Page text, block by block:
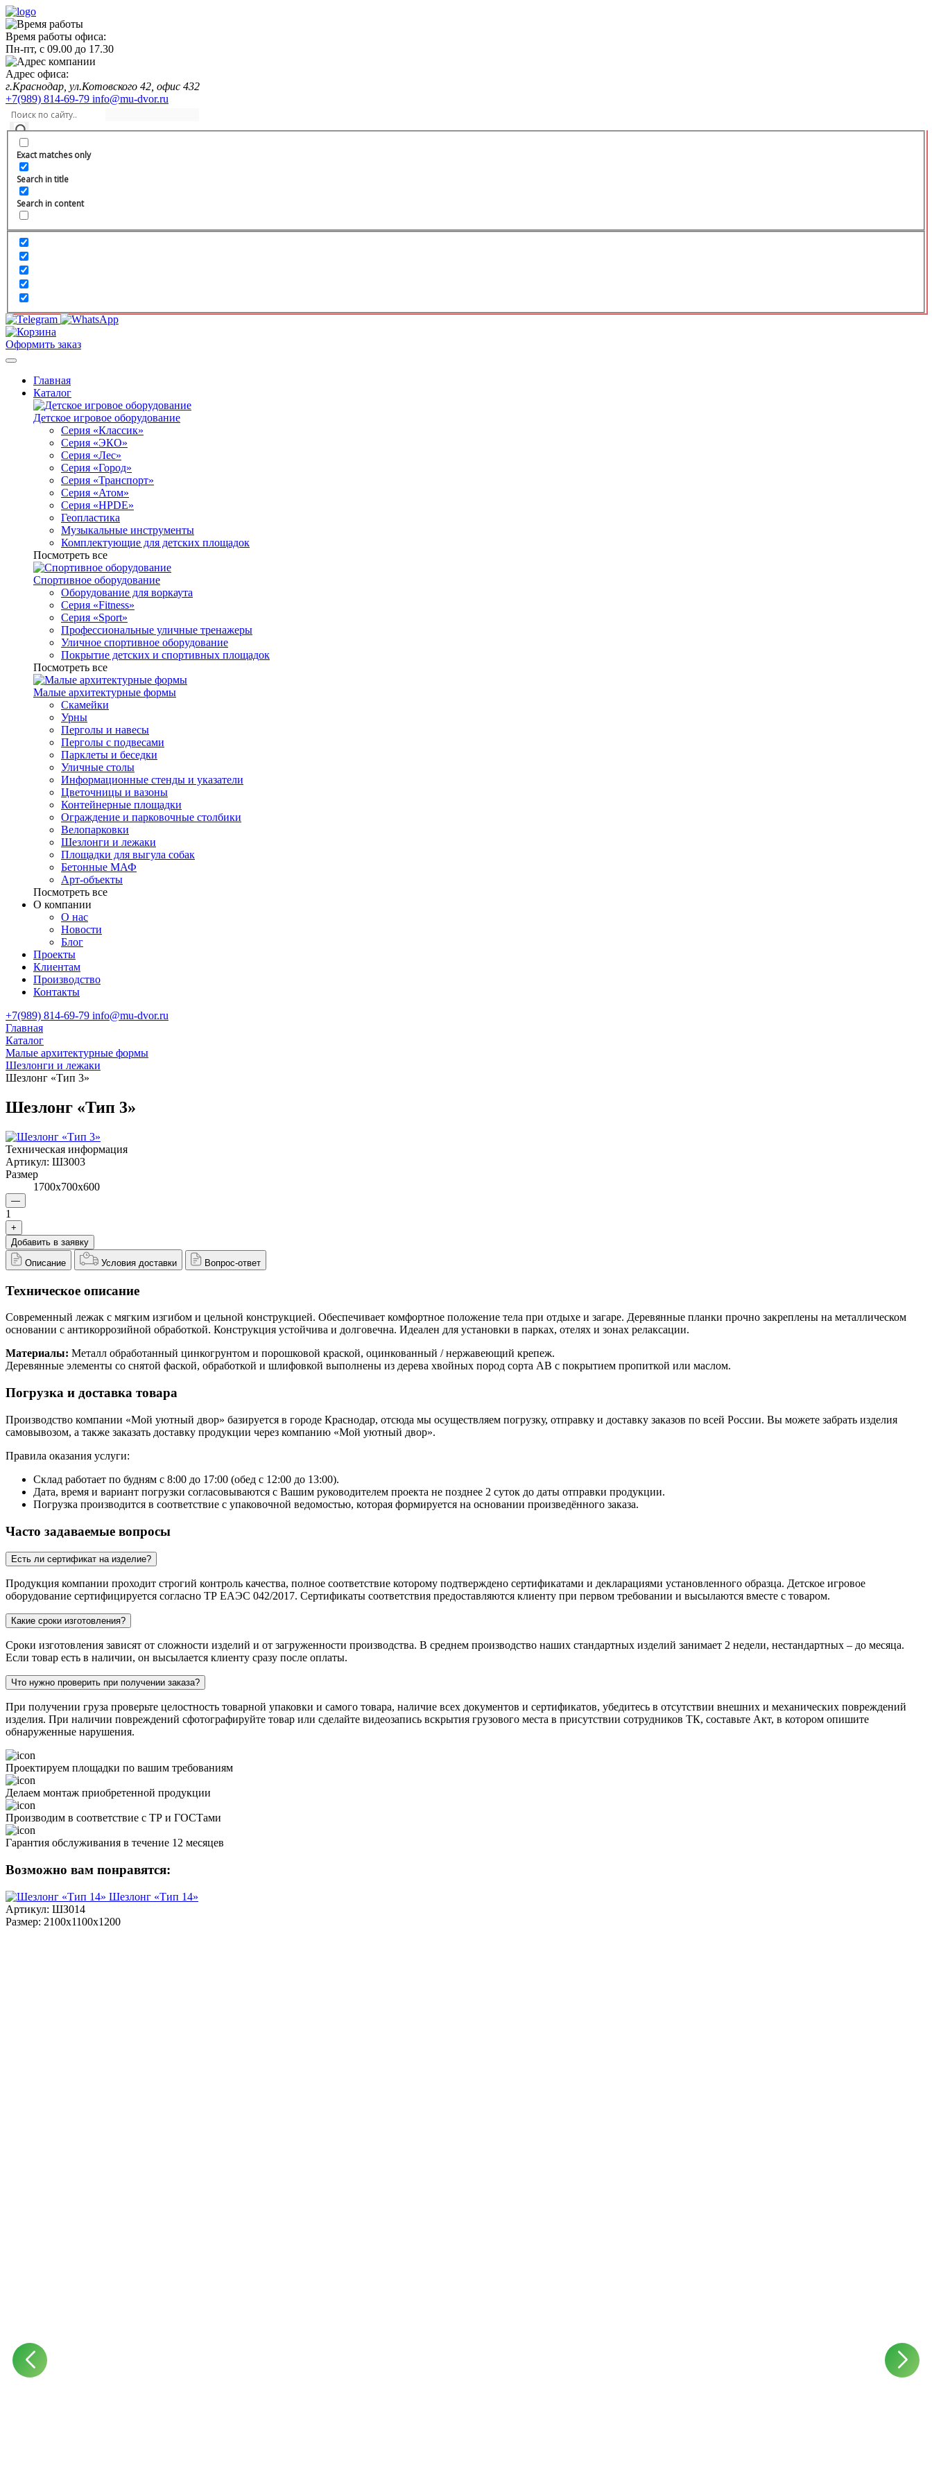
Время работы офиса:
Пн-пт, с 09.00 до 17.30
Адрес офиса:
г.Краснодар, ул.Котовского 42, офис 432
+7(989) 814-69-79 info@mu-dvor.ru
Exact matches only
Search in title
Search in content
Оформить заказ
Главная
Каталог
Детское игровое оборудование
Серия «Классик»
Серия «ЭКО»
Серия «Лес»
Серия «Город»
Серия «Транспорт»
Серия «Атом»
Серия «HPDE»
Геопластика
Музыкальные инструменты
Комплектующие для детских площадок
Посмотреть все
Спортивное оборудование
Оборудование для воркаута
Серия «Fitness»
Серия «Sport»
Профессиональные уличные тренажеры
Уличное спортивное оборудование
Покрытие детских и спортивных площадок
Посмотреть все
Малые архитектурные формы
Скамейки
Урны
Перголы и навесы
Перголы с подвесами
Парклеты и беседки
Уличные столы
Информационные стенды и указатели
Цветочницы и вазоны
Контейнерные площадки
Ограждение и парковочные столбики
Велопарковки
Шезлонги и лежаки
Площадки для выгула собак
Бетонные МАФ
Арт-объекты
Посмотреть все
О компании
О нас
Новости
Блог
Проекты
Клиентам
Производство
Контакты
+7(989) 814-69-79 info@mu-dvor.ru
Главная
Каталог
Малые архитектурные формы
Шезлонги и лежаки
Шезлонг «Тип 3»
Шезлонг «Тип 3»
Техническая информация
Артикул: ШЗ003
Размер
1700х700х600
—
1
+
Добавить в заявку
Описание
Условия доставки Вопрос-ответ
Техническое описание
Современный лежак с мягким изгибом и цельной конструкцией. Обеспечивает комфортное положение тела при отдыхе и загаре. Деревянные планки прочно закреплены на металлическом
основании с антикоррозийной обработкой. Конструкция устойчива и долговечна. Идеален для установки в парках, отелях и зонах релаксации.
Материалы: Металл обработанный цинкогрунтом и порошковой краской, оцинкованный / нержавеющий крепеж.
Деревянные элементы со снятой фаской, обработкой и шлифовкой выполнены из дерева хвойных пород сорта АВ с покрытием пропиткой или маслом.
Погрузка и доставка товара
Производство компании «Мой уютный двор» базируется в городе Краснодар, отсюда мы осуществляем погрузку, отправку и доставку заказов по всей России. Вы можете забрать изделия
самовывозом, а также заказать доставку продукции через компанию «Мой уютный двор».
Правила оказания услуги:
Склад работает по будням с 8:00 до 17:00 (обед с 12:00 до 13:00).
Дата, время и вариант погрузки согласовываются с Вашим руководителем проекта не позднее 2 суток до даты отправки продукции.
Погрузка производится в соответствие с упаковочной ведомостью, которая формируется на основании произведённого заказа.
Часто задаваемые вопросы
Есть ли сертификат на изделие?
Продукция компании проходит строгий контроль качества, полное соответствие которому подтверждено сертификатами и декларациями установленного образца. Детское игровое
оборудование сертифицируется согласно ТР ЕАЭС 042/2017. Сертификаты соответствия предоставляются клиенту при первом требовании и высылаются вместе с товаром.
Какие сроки изготовления?
Сроки изготовления зависят от сложности изделий и от загруженности производства. В среднем производство наших стандартных изделий занимает 2 недели, нестандартных – до месяца.
Если товар есть в наличии, он высылается клиенту сразу после оплаты.
Что нужно проверить при получении заказа?
При получении груза проверьте целостность товарной упаковки и самого товара, наличие всех документов и сертификатов, убедитесь в отсутствии внешних и механических повреждений
изделия. При наличии повреждений сфотографируйте товар или сделайте видеозапись вскрытия грузового места в присутствии сотрудников ТК, составьте Акт, в котором опишите
обнаруженные нарушения.
Проектируем площадки по вашим требованиям
Делаем монтаж приобретенной продукции
Производим в соответствие с ТР и ГОСТами
Гарантия обслуживания в течение 12 месяцев
Возможно вам понравятся:
Шезлонг «Тип 14»
Артикул: ШЗ014
Размер: 2100х1100х1200